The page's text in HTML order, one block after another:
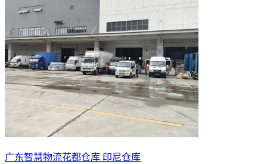
广东智慧物流花都仓库 印尼仓库